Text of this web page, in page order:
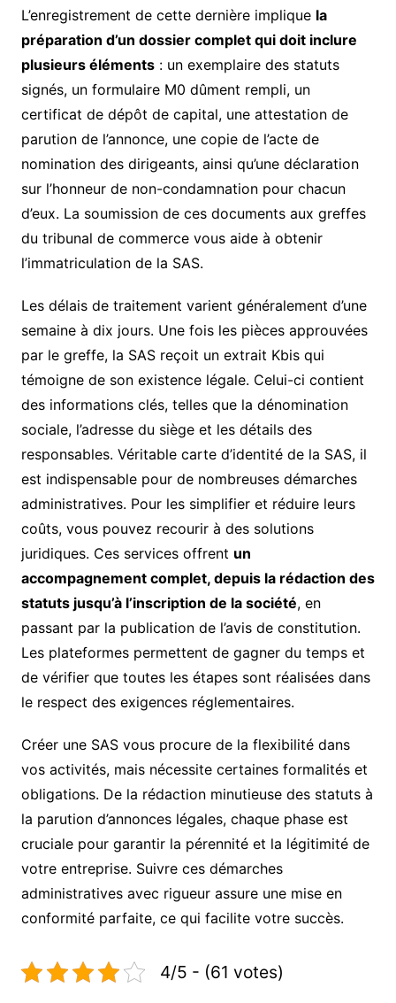
L’enregistrement de cette dernière implique la
préparation d’un dossier complet qui doit inclure
plusieurs éléments: un exemplaire des statuts
signés, un formulaire M0 dûment rempli, un
certificat de dépôt de capital, une attestation de
parution de l’annonce, une copie de l’acte de
nomination des dirigeants, ainsi qu’une déclaration
sur l’honneur de non-condamnation pour chacun
d’eux. La soumission de ces documents aux greffes
du tribunal de commerce vous aide à obtenir
l’immatriculation de la SAS.
Les délais de traitement varient généralement d’une
semaine à dix jours. Une fois les pièces approuvées
par le greffe, la SAS reçoit un extrait Kbis qui
témoigne de son existence légale. Celui-ci contient
des informations clés, telles que la dénomination
sociale, l’adresse du siège et les détails des
responsables. Véritable carte d’identité de la SAS, il
est indispensable pour de nombreuses démarches
administratives. Pour les simplifier et réduire leurs
coûts, vous pouvez recourir à des solutions
juridiques. Ces services offrent un
accompagnement complet, depuis la rédaction des
statuts jusqu’à l’inscription de la société, en
passant par la publication de l’avis de constitution.
Les plateformes permettent de gagner du temps et
de vérifier que toutes les étapes sont réalisées dans
le respect des exigences réglementaires.
Créer une SAS vous procure de la flexibilité dans
vos activités, mais nécessite certaines formalités et
obligations. De la rédaction minutieuse des statuts à
la parution d’annonces légales, chaque phase est
cruciale pour garantir la pérennité et la légitimité de
votre entreprise. Suivre ces démarches
administratives avec rigueur assure une mise en
conformité parfaite, ce qui facilite votre succès.
4/5 - (61 votes)